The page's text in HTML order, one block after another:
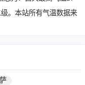
。本站所有气温数据来